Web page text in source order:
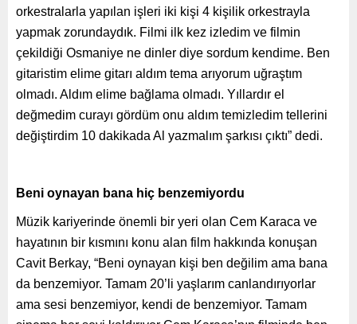
orkestralarla yapılan işleri iki kişi 4 kişilik orkestrayla
yapmak zorundaydık. Filmi ilk kez izledim ve filmin
çekildiği Osmaniye ne dinler diye sordum kendime. Ben
gitaristim elime gitarı aldım tema arıyorum uğraştım
olmadı. Aldım elime bağlama olmadı. Yıllardır el
değmedim curayı gördüm onu aldım temizledim tellerini
değiştirdim 10 dakikada Al yazmalım şarkısı çıktı” dedi.
Beni oynayan bana hiç benzemiyordu
Müzik kariyerinde önemli bir yeri olan Cem Karaca ve
hayatının bir kısmını konu alan film hakkında konuşan
Cavit Berkay, “Beni oynayan kişi ben değilim ama bana
da benzemiyor. Tamam 20’li yaşlarım canlandırıyorlar
ama sesi benzemiyor, kendi de benzemiyor. Tamam